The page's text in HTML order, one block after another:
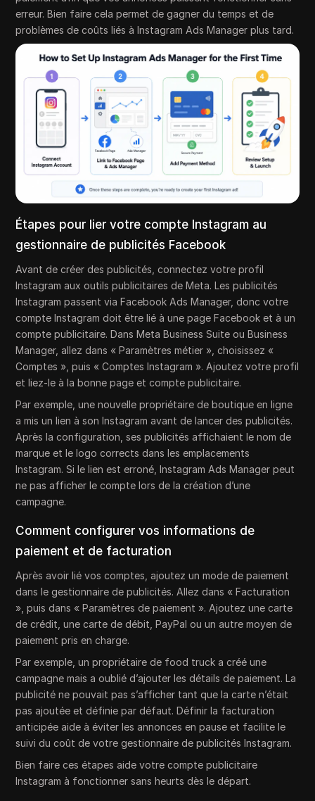
erreur. Bien faire cela permet de gagner du temps et de
problèmes de coûts liés à Instagram Ads Manager plus tard.
Étapes pour lier votre compte Instagram au
gestionnaire de publicités Facebook
Avant de créer des publicités, connectez votre profil
Instagram aux outils publicitaires de Meta. Les publicités
Instagram passent via Facebook Ads Manager, donc votre
compte Instagram doit être lié à une page Facebook et à un
compte publicitaire. Dans Meta Business Suite ou Business
Manager, allez dans « Paramètres métier », choisissez «
Comptes », puis « Comptes Instagram ». Ajoutez votre profil
et liez-le à la bonne page et compte publicitaire.
Par exemple, une nouvelle propriétaire de boutique en ligne
a mis un lien à son Instagram avant de lancer des publicités.
Après la configuration, ses publicités affichaient le nom de
marque et le logo corrects dans les emplacements
Instagram. Si le lien est erroné, Instagram Ads Manager peut
ne pas afficher le compte lors de la création d’une
campagne.
Comment configurer vos informations de
paiement et de facturation
Après avoir lié vos comptes, ajoutez un mode de paiement
dans le gestionnaire de publicités. Allez dans « Facturation
», puis dans « Paramètres de paiement ». Ajoutez une carte
de crédit, une carte de débit, PayPal ou un autre moyen de
paiement pris en charge.
Par exemple, un propriétaire de food truck a créé une
campagne mais a oublié d’ajouter les détails de paiement. La
publicité ne pouvait pas s’afficher tant que la carte n’était
pas ajoutée et définie par défaut. Définir la facturation
anticipée aide à éviter les annonces en pause et facilite le
suivi du coût de votre gestionnaire de publicités Instagram.
Bien faire ces étapes aide votre compte publicitaire
Instagram à fonctionner sans heurts dès le départ.